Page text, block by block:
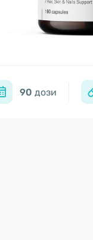
90 дози